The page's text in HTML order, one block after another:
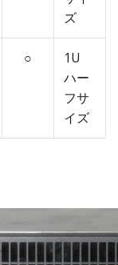
ズ
○
1U
ハー
フサ
イズ